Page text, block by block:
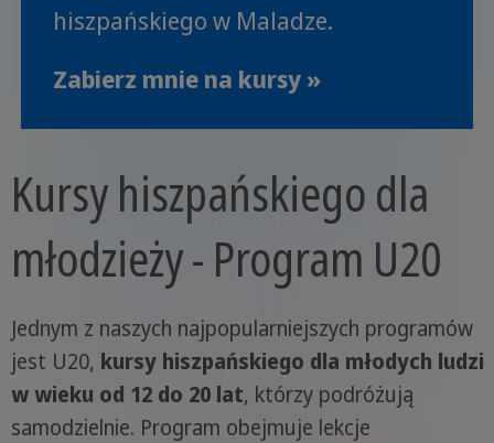
hiszpańskiego w Maladze.
Zabierz mnie na kursy »
Kursy hiszpańskiego dla
młodzieży - Program U20
Jednym z naszych najpopularniejszych programów
jest U20, kursy hiszpańskiego dla młodych ludzi
w wieku od 12 do 20 lat, którzy podróżują
samodzielnie. Program obejmuje lekcje